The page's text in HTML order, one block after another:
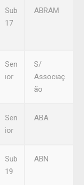
Sub
17
ABRAM
Sen
ior
S/
Associaç
ão
Sen
ior
ABA
Sub
19
ABN